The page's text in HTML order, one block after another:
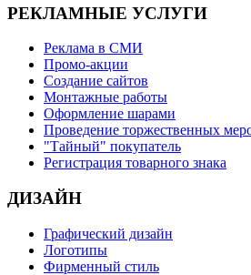
РЕКЛАМНЫЕ УСЛУГИ
Реклама в СМИ
Промо-акции
Создание сайтов
Монтажные работы
Оформление шарами
Проведение торжественных
"Тайный" покупатель
Регистрация товарного знака
ДИЗАЙН
Графический дизайн
Логотипы
Фирменный стиль